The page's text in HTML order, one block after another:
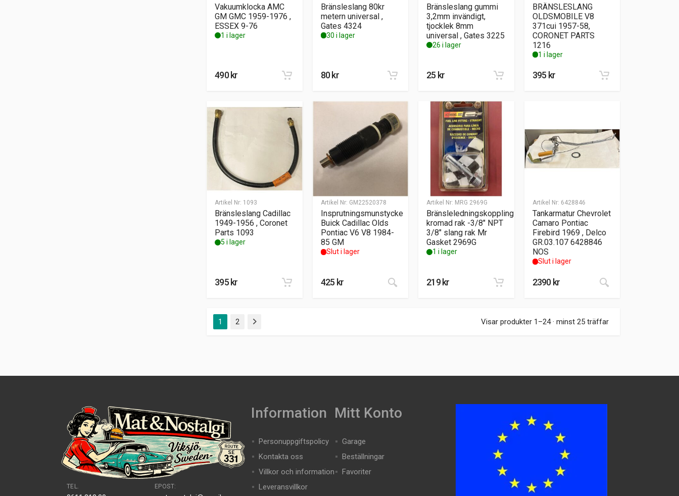
Vakuumklocka AMC
GM GMC 1959-1976 ,
ESSEX 9-76
1 i lager
490kr
Bränsleslang 80kr
metern universal ,
Gates 4324
30 i lager
80kr
Bränsleslang gummi
3,2mm invändigt,
tjocklek 8mm
universal , Gates 3225
26 i lager
25 kr
BRÄNSLESLANG
OLDSMOBILE V8
371cui 1957-58,
CORONET PARTS
1216
1 i lager
395 kr
Artikel Nr: 1093
Bränsleslang Cadillac
1949-1956 , Coronet
Parts 1093
5 i lager
395kr
Artikel Nr: GM22520378
Insprutningsmunstycke
Buick Cadillac Olds
Pontiac V6 V8 1984-
85 GM
Slut i lager
425 kr
Artikel Nr: MRG 2969G
Bränsleledningskoppling
kromad rak -3/8″ NPT
3/8″ slang rak Mr
Gasket 2969G
1 i lager
219kr
Artikel Nr: 6428846
Tankarmatur Chevrolet
Camaro Pontiac
Firebird 1969 , Delco
GR.03.107 6428846
NOS
Slut i lager
2390kr
1 2 Nästa Visar produkter 1–24 · minst 25 träffar
TEL. EPOST:
Information
Personuppgiftspolicy
Kontakta oss
Villkor och information
Leveransvillkor
Mitt Konto
Garage
Beställningar
Favoriter